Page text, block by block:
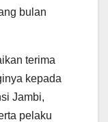
bulan
terima
kepada
Jambi,
pelaku